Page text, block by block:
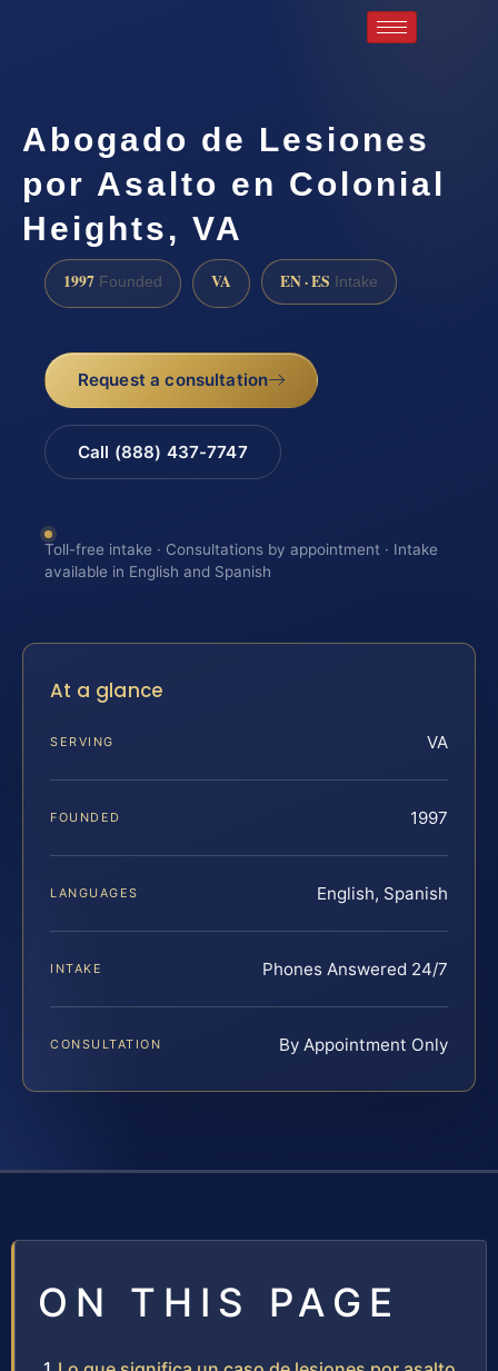
Abogado de Lesiones
por Asalto en Colonial
Heights, VA
1997 Founded VA EN · ES Intake
Request a consultation
Call (888) 437-7747
Toll-free intake · Consultations by appointment · Intake
available in English and Spanish
At a glance
SERVING VA
FOUNDED 1997
LANGUAGES English, Spanish
INTAKE Phones Answered 24/7
CONSULTATION By Appointment Only
ON THIS PAGE